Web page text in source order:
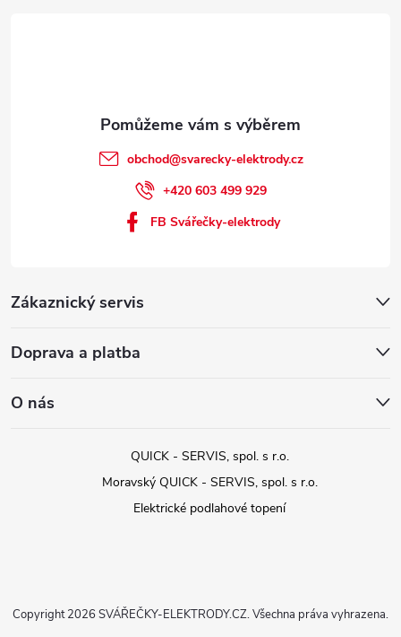
Zákaznický servis
Doprava a platba
O nás
obchod@svarecky-elektrody.cz
+420 603 499 929
FB Svářečky-elektrody
QUICK - SERVIS, spol. s r.o.
Moravský QUICK - SERVIS, spol. s r.o.
Elektrické podlahové topení
Copyright 2026 SVÁŘEČKY-ELEKTRODY.CZ. Všechna práva vyhrazena.